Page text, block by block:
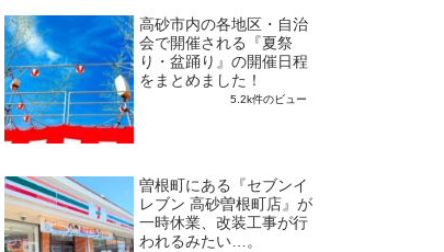
高砂市内の各地区・自治
会で開催される『夏祭
り・盆踊り』の開催日程
をまとめました！
5.2k件のビュー
曽根町にある『セブンイ
レブン 高砂曽根町店』が
一時休業、改装工事が行
われるみたい…。